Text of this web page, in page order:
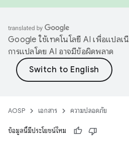
Google ใช้เทคโนโลยี AI เพื่อแปล
การแปลโดย AI อาจมีข้อผิดพลาด
AOSP เอกสาร ความปลอดภัย
ข้อมูลนี้มีประโยชน์ไหม